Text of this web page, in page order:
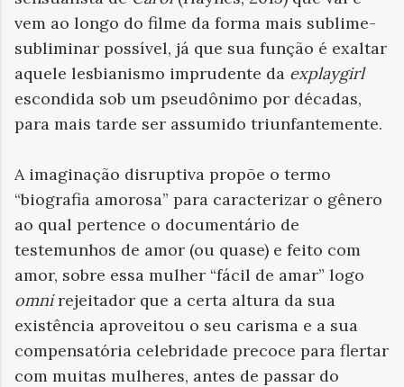
vem ao longo do filme da forma mais sublime-
subliminar possível, já que sua função é exaltar
aquele lesbianismo imprudente da explaygirl
escondida sob um pseudônimo por décadas,
para mais tarde ser assumido triunfantemente.
A imaginação disruptiva propõe o termo
“biografia amorosa” para caracterizar o gênero
ao qual pertence o documentário de
testemunhos de amor (ou quase) e feito com
amor, sobre essa mulher “fácil de amar” logo
omnirejeitador que a certa altura da sua
existência aproveitou o seu carisma e a sua
compensatória celebridade precoce para flertar
com muitas mulheres, antes de passar do